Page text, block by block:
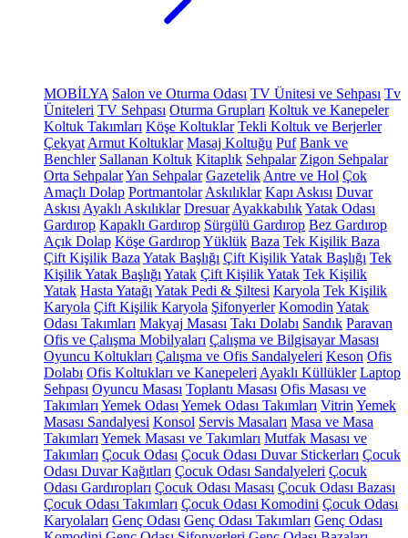
MOBİLYA Salon ve Oturma Odası TV Ünitesi ve Sehpası Tv
Üniteleri TV Sehpası Oturma Grupları Koltuk ve Kanepeler
Koltuk Takımları Köşe Koltuklar Tekli Koltuk ve Berjerler
Çekyat Armut Koltuklar Masaj Koltuğu Puf Bank ve
Benchler Sallanan Koltuk Kitaplık Sehpalar Zigon Sehpalar
Orta SehpalarYan Sehpalar Gazetelik Antre ve Hol Çok
Amaçlı Dolap Portmantolar Askılıklar Kapı Askısı Duvar
Askısı Ayaklı Askılıklar Dresuar AyakkabılıkYatak Odası
Gardırop Kapaklı Gardırop Sürgülü Gardırop Bez Gardırop
Açık Dolap Köşe GardıropYüklük Baza Tek Kişilik Baza
Çift Kişilik Baza Yatak Başlığı Çift Kişilik Yatak Başlığı Tek
Kişilik Yatak Başlığı Yatak Çift Kişilik Yatak Tek Kişilik
Yatak Hasta Yatağı Yatak Pedi & Şiltesi Karyola Tek Kişilik
Karyola Çift Kişilik Karyola Şifonyerler Komodin Yatak
Odası Takımları Makyaj Masası Takı Dolabı Sandık Paravan
Ofis ve Çalışma Mobilyaları Çalışma ve Bilgisayar Masası
Oyuncu Koltukları Çalışma ve Ofis Sandalyeleri Keson Ofis
Dolabı Ofis Koltukları ve Kanepeleri Ayaklı Küllükler Laptop
Sehpası Oyuncu Masası Toplantı Masası Ofis Masası ve
Takımları Yemek Odası Yemek Odası Takımları Vitrin Yemek
Masası Sandalyesi Konsol Servis Masaları Masa ve Masa
Takımları Yemek Masası ve Takımları Mutfak Masası ve
Takımları Çocuk Odası Çocuk Odası Duvar Stickerları Çocuk
Odası Duvar Kağıtları Çocuk Odası Sandalyeleri Çocuk
Odası Gardıropları Çocuk Odası Masası Çocuk Odası Bazası
Çocuk Odası Takımları Çocuk Odası Komodini Çocuk Odası
Karyolaları Genç Odası Genç Odası Takımları Genç Odası